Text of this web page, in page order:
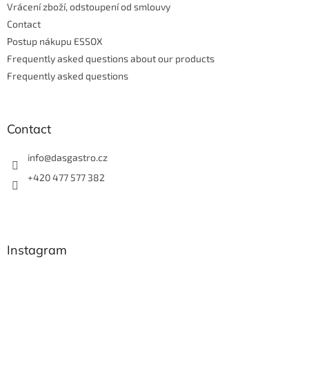
Vrácení zboží, odstoupení od smlouvy
Contact
Postup nákupu ESSOX
Frequently asked questions about our products
Frequently asked questions
Contact
info@dasgastro.cz
+420 477 577 382
Instagram